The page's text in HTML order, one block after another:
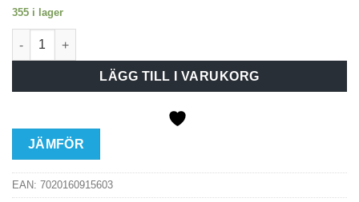
355 i lager
Elko Täcklock Fyrkant 84x84mm mängd
LÄGG TILL I VARUKORG
JÄMFÖR
EAN: 7020160915603